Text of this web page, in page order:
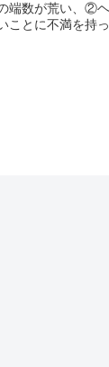
端数が荒い、②
ことに不満を持